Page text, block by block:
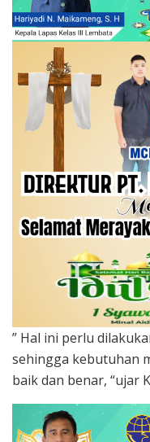
” Hal ini perlu
sehingga kebutuhan
baik dan benar, “ujar